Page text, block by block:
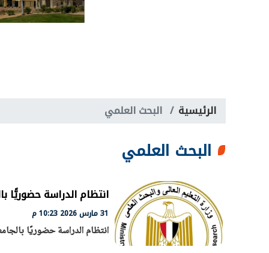
الرئيسية البحث العلمي
البحث العلمي
انتظام الدراسة حضوريًّا
31 مارس 2026 10:23 م
انتظام الدراسة حضوريًا